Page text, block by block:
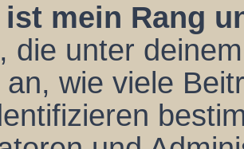
ist mein Rang
die unter
an, wie viele